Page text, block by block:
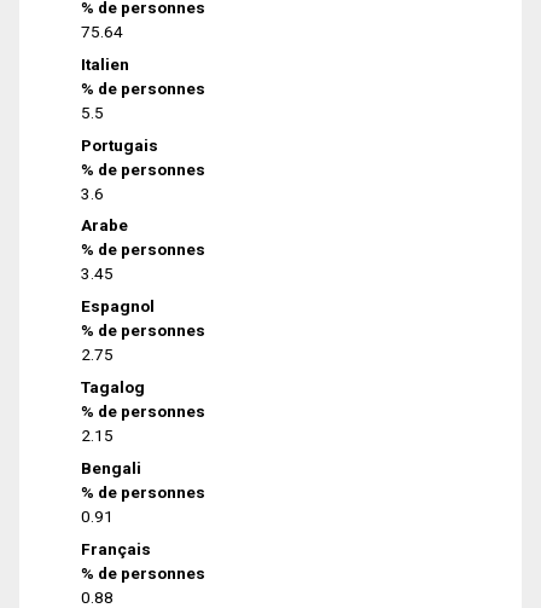
% de personnes
75.64
Italien
% de personnes
5.5
Portugais
% de personnes
3.6
Arabe
% de personnes
3.45
Espagnol
% de personnes
2.75
Tagalog
% de personnes
2.15
Bengali
% de personnes
0.91
Français
% de personnes
0.88